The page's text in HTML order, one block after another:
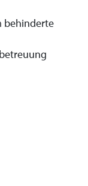
behinderte